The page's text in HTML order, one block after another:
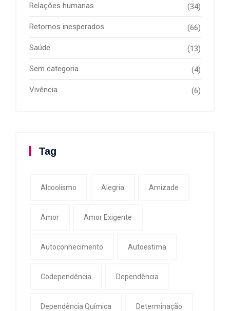
Relações humanas (34)
Retornos inesperados (66)
Saúde (13)
Sem categoria (4)
Vivência (6)
Tag
Alcoolismo Alegria Amizade
Amor Amor Exigente
Autoconhecimento Autoestima
Codependência Dependência
Dependência Química Determinação